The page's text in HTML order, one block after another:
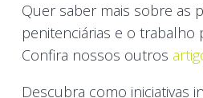
Quer saber mais sobre as
penitenciárias e o trabalho
Confira nossos outros
Descubra como iniciativas